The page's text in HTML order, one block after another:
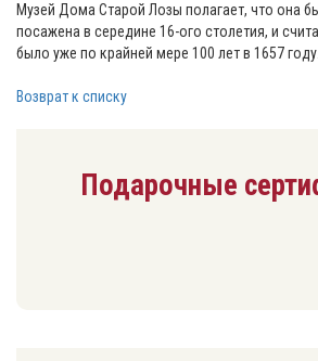
Музей Дома Старой Лозы полагает, что она
посажена в середине 16-ого столетия, и
было уже по крайней мере 100 лет в 1657 году.
Возврат к списку
Подарочные